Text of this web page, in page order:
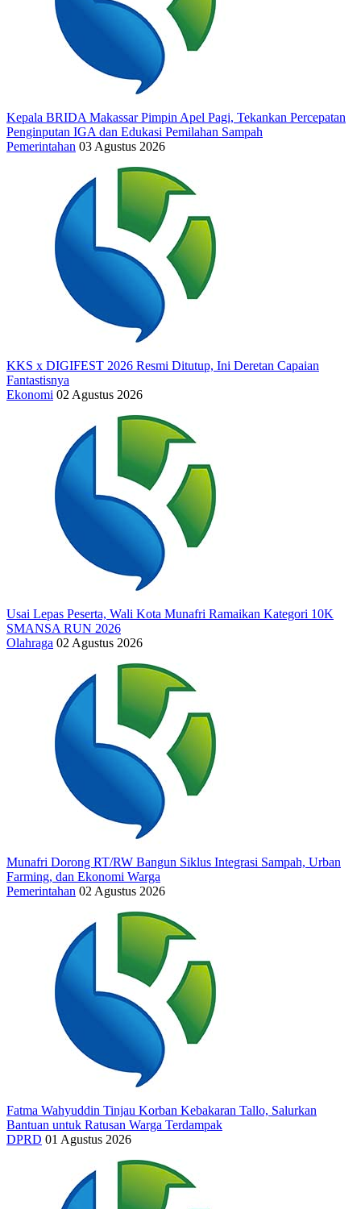
Kepala BRIDA Makassar Pimpin Apel Pagi, Tekankan Percepatan
Penginputan IGA dan Edukasi Pemilahan Sampah
Pemerintahan 03 Agustus 2026
KKS x DIGIFEST 2026 Resmi Ditutup, Ini Deretan Capaian
Fantastisnya
Ekonomi 02 Agustus 2026
Usai Lepas Peserta, Wali Kota Munafri Ramaikan Kategori 10K
SMANSA RUN 2026
Olahraga 02 Agustus 2026
Munafri Dorong RT/RW Bangun Siklus Integrasi Sampah, Urban
Farming, dan Ekonomi Warga
Pemerintahan 02 Agustus 2026
Fatma Wahyuddin Tinjau Korban Kebakaran Tallo, Salurkan
Bantuan untuk Ratusan Warga Terdampak
DPRD 01 Agustus 2026